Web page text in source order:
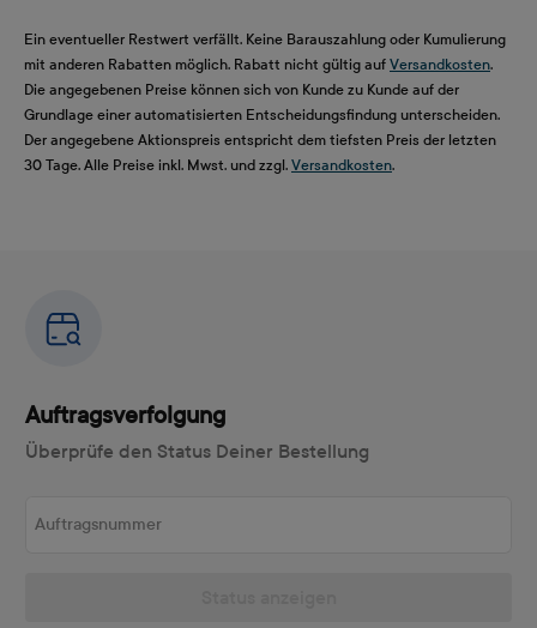
Ein eventueller Restwert verfällt. Keine Barauszahlung oder Kumulierung
mit anderen Rabatten möglich. Rabatt nicht gültig auf Versandkosten.
Die angegebenen Preise können sich von Kunde zu Kunde auf der
Grundlage einer automatisierten Entscheidungsfindung unterscheiden.
Der angegebene Aktionspreis entspricht dem tiefsten Preis der letzten
30 Tage. Alle Preise inkl. Mwst. und zzgl. Versandkosten.
Auftragsverfolgung
Überprüfe den Status Deiner Bestellung